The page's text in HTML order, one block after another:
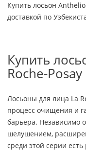
Купить лосьон
доставкой по
Купить
Roche-
Лосьоны для лица La
процесс очищения и
барьера. Независимо
шелушением,
среди этой серии